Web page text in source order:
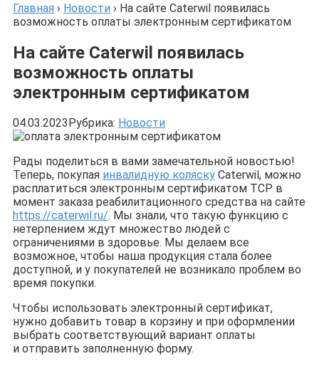
Главная › Новости › На сайте Caterwil появилась
возможность оплаты электронным сертификатом
На сайте Caterwil появилась
возможность оплаты
электронным сертификатом
04.03.2023 Рубрика: Новости
Рады поделиться в вами замечательной новостью!
Теперь, покупая инвалидную коляску Caterwil, можно
расплатиться электронным сертификатом ТСР в
момент заказа реабилитационного средства на сайте
https://caterwil.ru/. Мы знали, что такую функцию с
нетерпением ждут множество людей с
ограничениями в здоровье. Мы делаем все
возможное, чтобы наша продукция стала более
доступной, и у покупателей не возникало проблем во
время покупки.
Чтобы использовать электронный сертификат,
нужно добавить товар в корзину и при оформлении
выбрать соответствующий вариант оплаты
и отправить заполненную форму.